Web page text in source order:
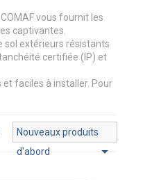
vous fournit les
captivantes.
sol extérieurs résistants
certifiée (IP) et
faciles à installer. Pour
Nouveaux produits
d'abord
